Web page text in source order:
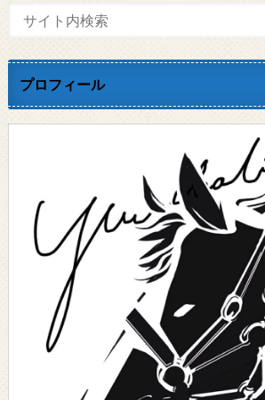
プロフィール